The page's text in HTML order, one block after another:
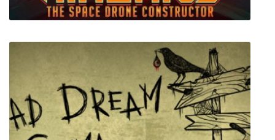
Nimbatus - The Space Drone Constructor